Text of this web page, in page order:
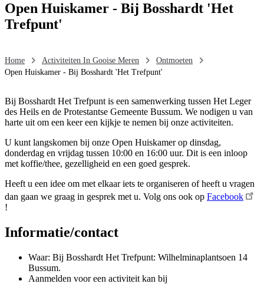
Open Huiskamer - Bij Bosshardt 'Het
Trefpunt'
Home Activiteiten In Gooise Meren
Ontmoeten
Open Huiskamer - Bij Bosshardt 'Het Trefpunt'
Bij Bosshardt Het Trefpunt is een samenwerking tussen Het Leger
des Heils en de Protestantse Gemeente Bussum. We nodigen u van
harte uit om een keer een kijkje te nemen bij onze activiteiten.
U kunt langskomen bij onze Open Huiskamer op dinsdag,
donderdag en vrijdag tussen 10:00 en 16:00 uur. Dit is een inloop
met koffie/thee, gezelligheid en een goed gesprek.
Heeft u een idee om met elkaar iets te organiseren of heeft u vragen
dan gaan we graag in gesprek met u. Volg ons ook op Facebook
!
Informatie/contact
Waar: Bij Bosshardt Het Trefpunt: Wilhelminaplantsoen 14
Bussum.
Aanmelden voor een activiteit kan bij